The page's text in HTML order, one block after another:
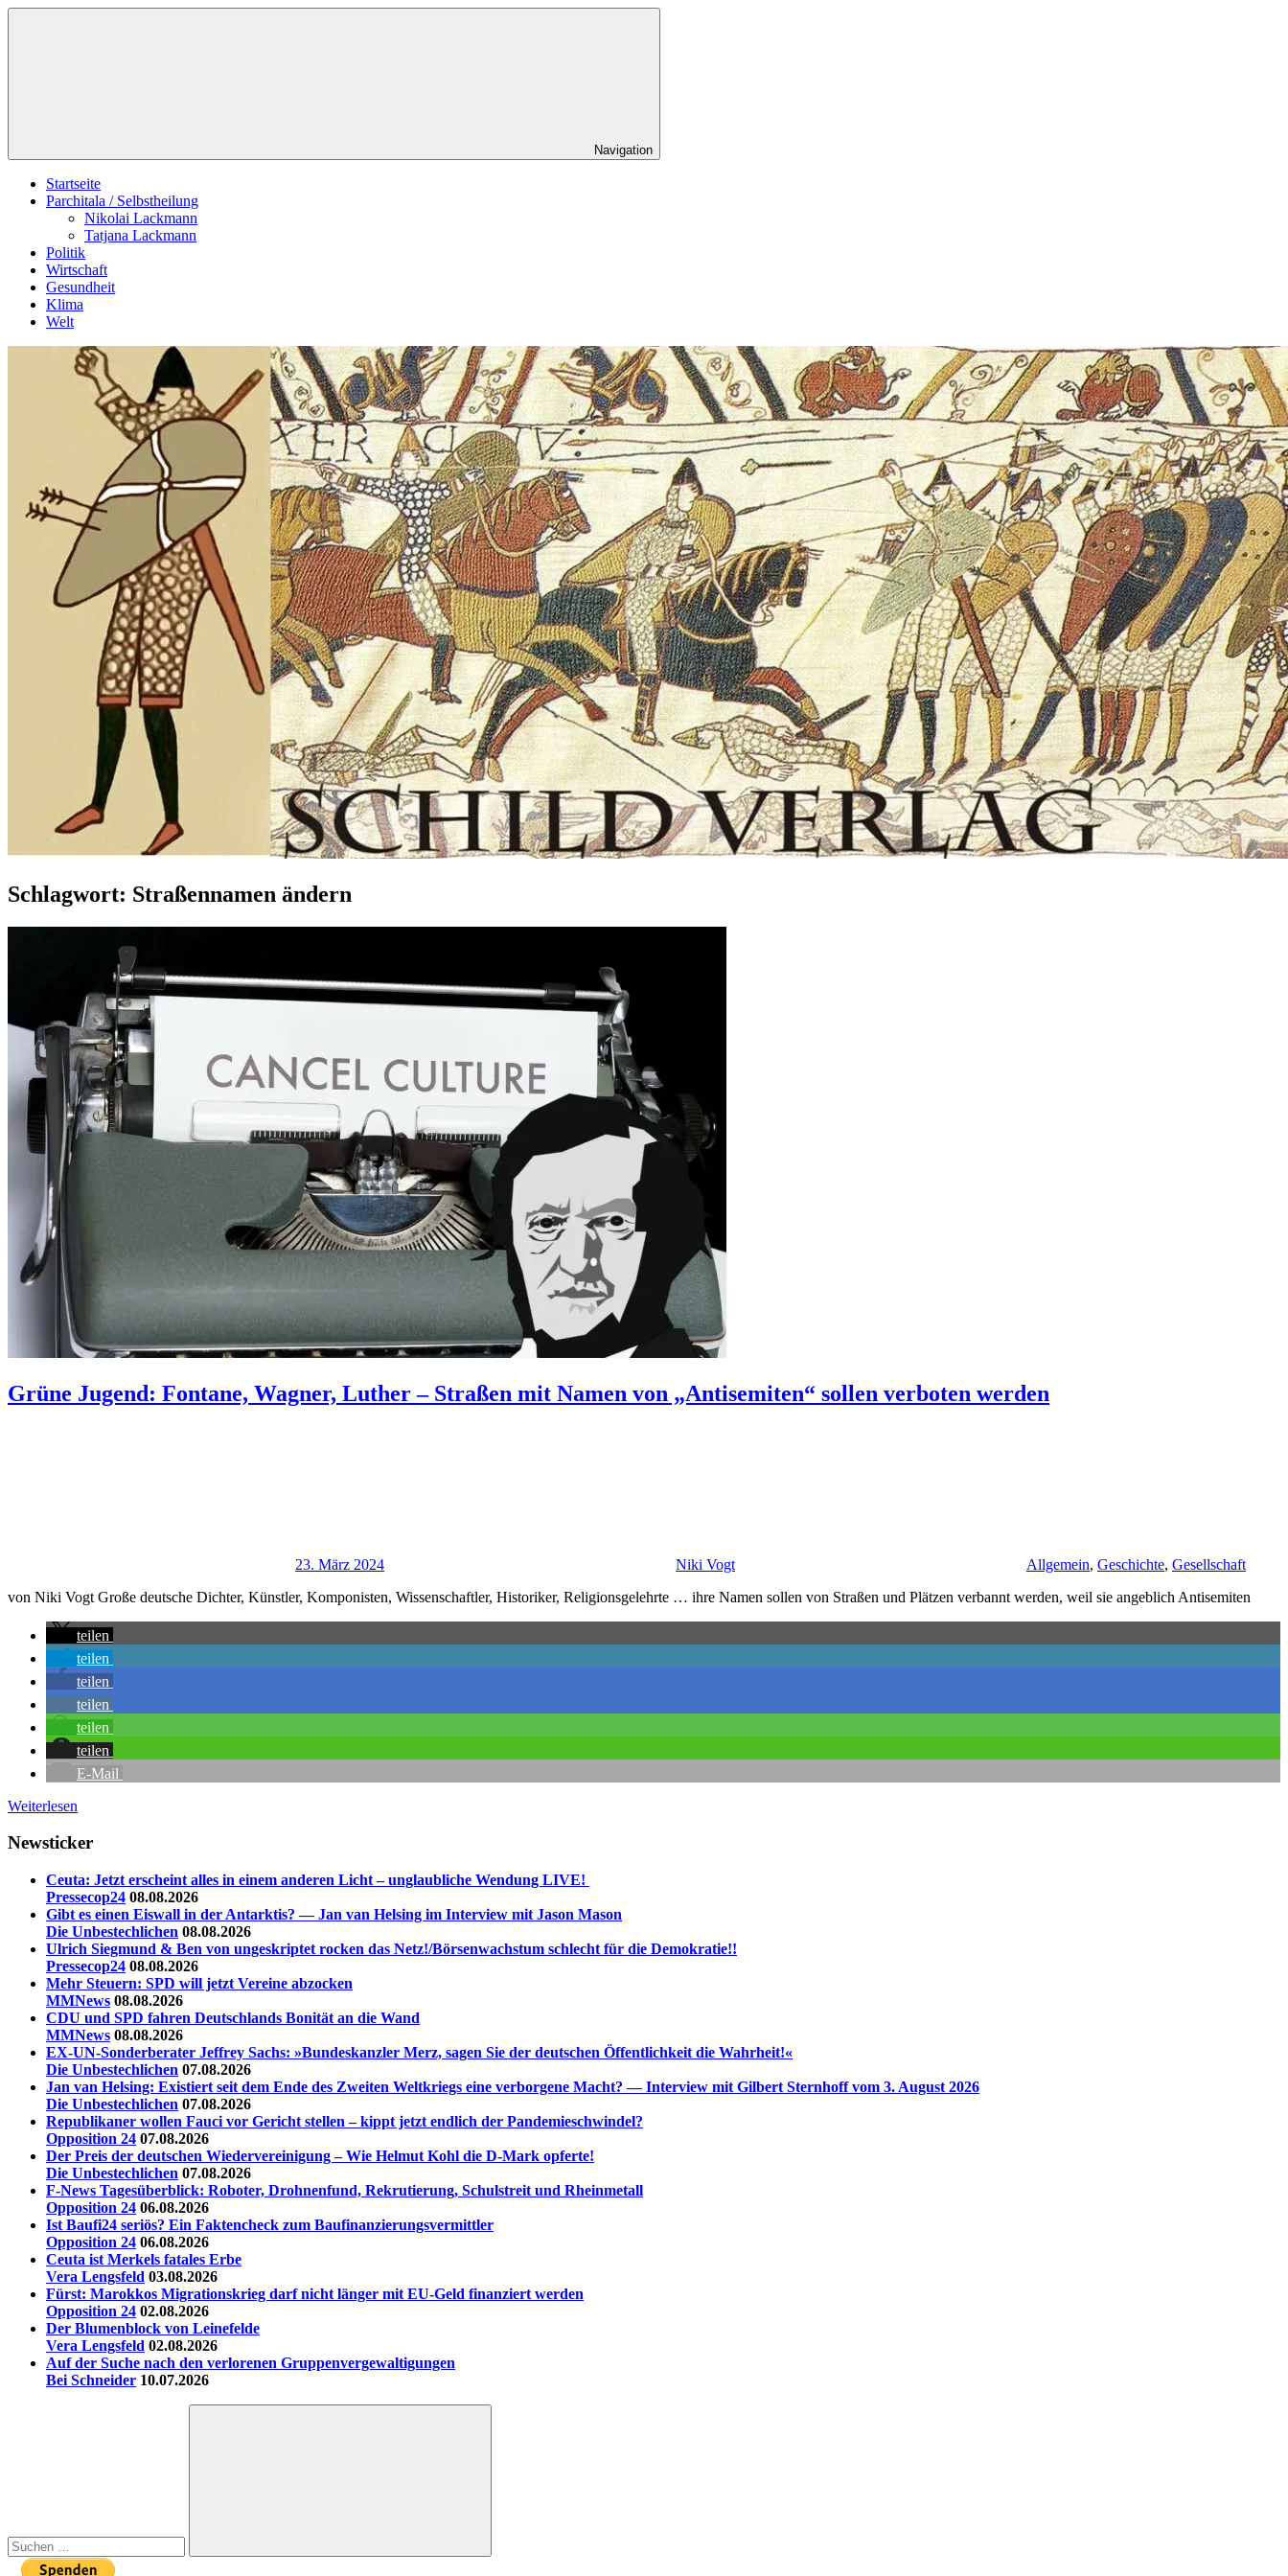
Zum
Navigation
Startseite
Parchitala / Selbstheilung
Nikolai Lackmann
Tatjana Lackmann
Politik
Wirtschaft
Gesundheit
Klima
Welt
Schlagwort: Straßennamen ändern
Grüne Jugend: Fontane, Wagner, Luther – Straßen mit Namen von „Antisemiten“ sollen verboten werden
23. März 2024 Niki Vogt Allgemein, Geschichte, Gesellschaft
von Niki Vogt Große deutsche Dichter, Künstler, Komponisten, Wissenschaftler, Historiker, Religionsgelehrte … ihre Namen sollen von Straßen und Plätzen verbannt werden, weil sie angeblich Antisemiten
teilen
teilen
teilen
teilen
teilen
teilen
E-Mail
Weiterlesen
Newsticker
Ceuta: Jetzt erscheint alles in einem anderen Licht – unglaubliche Wendung LIVE!
Pressecop24 08.08.2026
Gibt es einen Eiswall in der Antarktis? — Jan van Helsing im Interview mit Jason Mason
Die Unbestechlichen 08.08.2026
Ulrich Siegmund & Ben von ungeskriptet rocken das Netz!/Börsenwachstum schlecht für die Demokratie!!
Pressecop24 08.08.2026
Mehr Steuern: SPD will jetzt Vereine abzocken
MMNews 08.08.2026
CDU und SPD fahren Deutschlands Bonität an die Wand
MMNews 08.08.2026
EX-UN-Sonderberater Jeffrey Sachs: »Bundeskanzler Merz, sagen Sie der deutschen Öffentlichkeit die Wahrheit!«
Die Unbestechlichen 07.08.2026
Jan van Helsing: Existiert seit dem Ende des Zweiten Weltkriegs eine verborgene Macht? — Interview mit Gilbert Sternhoff vom 3. August 2026
Die Unbestechlichen 07.08.2026
Republikaner wollen Fauci vor Gericht stellen – kippt jetzt endlich der Pandemieschwindel?
Opposition 24 07.08.2026
Der Preis der deutschen Wiedervereinigung – Wie Helmut Kohl die D‑Mark opferte!
Die Unbestechlichen 07.08.2026
F-News Tagesüberblick: Roboter, Drohnenfund, Rekrutierung, Schulstreit und Rheinmetall
Opposition 24 06.08.2026
Ist Baufi24 seriös? Ein Faktencheck zum Baufinanzierungsvermittler
Opposition 24 06.08.2026
Ceuta ist Merkels fatales Erbe
Vera Lengsfeld 03.08.2026
Fürst: Marokkos Migrationskrieg darf nicht länger mit EU-Geld finanziert werden
Opposition 24 02.08.2026
Der Blumenblock von Leinefelde
Vera Lengsfeld 02.08.2026
Auf der Suche nach den verlorenen Gruppenvergewaltigungen
Bei Schneider 10.07.2026
Suchen